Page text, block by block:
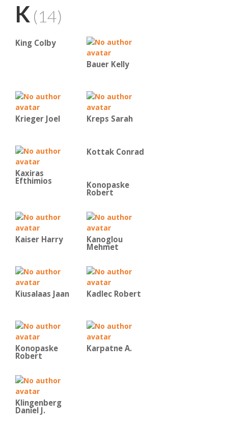
K (14)
King Colby
Bauer Kelly
Krieger Joel Kreps Sarah
Kaxiras
Efthimios
Kottak Conrad
Konopaske
Robert
Kaiser Harry Kanoglou
Mehmet
Kiusalaas Jaan Kadlec Robert
Konopaske
Robert
Karpatne A.
Klingenberg
Daniel J.